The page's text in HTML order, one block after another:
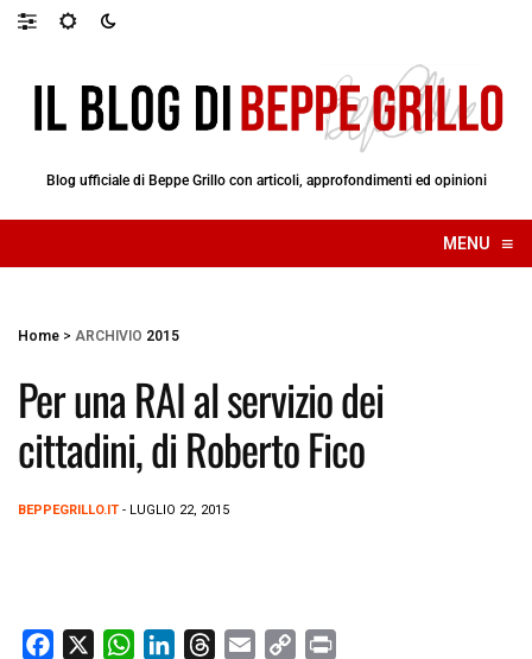
Blog ufficiale di Beppe Grillo con articoli, approfondimenti ed opinioni
MENU ≡
☰
Home > ARCHIVIO 2015
Per una RAI al servizio dei
cittadini, di Roberto Fico
BEPPEGRILLO.IT - LUGLIO 22, 2015
W